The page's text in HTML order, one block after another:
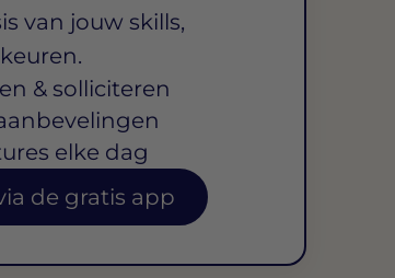
van jouw skills,
& solliciteren
elke dag
de gratis app